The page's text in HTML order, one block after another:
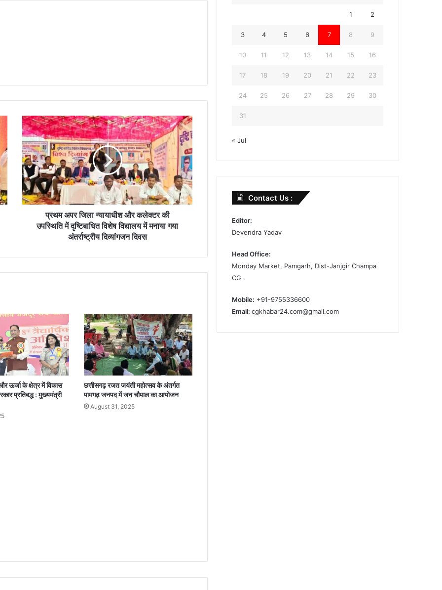
प्र
थ
म
अ
प
र
जि
ला
न्या
र
उ
प
स्थि
ति
में
दृ
ष्टि
बा
र्रा
प्रथम अपर जिला न्यायाधीश और कलेक्टर की
उपस्थिति में दृष्टिबाधित विशेष विद्यालय में मनाया गया
अंतर्राष्ट्रीय दिव्यांगजन दिवस
ऊर्जा के क्षेत्र में विकास
प्रतिबद्ध : मुख्यमंत्री
छत्तीसगढ़ रजत जयंती महोत्सव के अंतर्गत
पामगढ़ जनपद में जन चौपाल का आयोजन
August 31, 2025
1 2
3 4 5 6 7 8 9
10 11 12 13 14 15 16
17 18 19 20 21 22 23
24 25 26 27 28 29 30
31
« Jul
Contact Us :
Editor:
Devendra Yadav
Head Office:
Monday Market, Pamgarh, Dist-Janjgir Champa
CG .
Mobile: +91-9755336600
Email:cgkhabar24.com@gmail.com